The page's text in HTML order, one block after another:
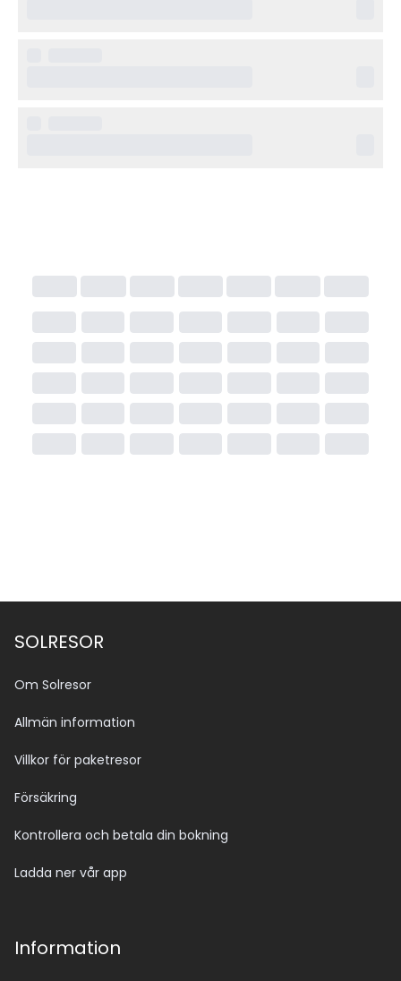
SOLRESOR
Om Solresor
Allmän information
Villkor för paketresor
Försäkring
Kontrollera och betala din bokning
Ladda ner vår app
Information